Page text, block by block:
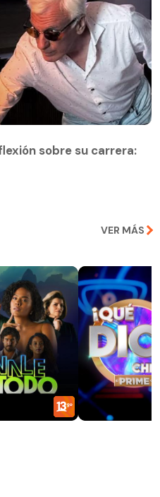
sobre su carrera:
VER MÁS